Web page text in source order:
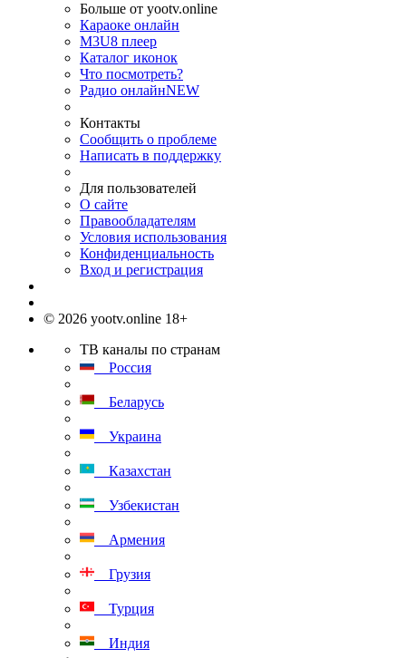
Больше от yootv.online
Караоке онлайн
M3U8 плеер
Каталог иконок
Что посмотреть?
Радио онлайнNEW
Контакты
Сообщить о проблеме
Написать в поддержку
Для пользователей
О сайте
Правообладателям
Условия использования
Конфиденциальность
Вход и регистрация
© 2026 yootv.online 18+
ТВ каналы по странам
Россия
Беларусь
Украина
Казахстан
Узбекистан
Армения
Грузия
Турция
Индия